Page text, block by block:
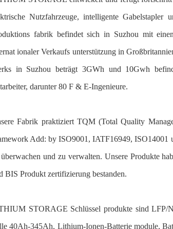
Nutzfahrzeuge, intelligente Gabelstapler
fabrik befindet sich in Suzhou mit
ionaler Verkaufs unterstützung in
in Suzhou beträgt 3GWh und 10Gwh
darunter 80 F & E-Ingenieure.
Fabrik praktiziert TQM (Total Quality
Add: by ISO9001, IATF16949, ISO14001
und zu verwalten. Unsere Produkte
BIS Produkt zertifizierung bestanden.
STORAGE Schlüssel produkte sind LFP/
40Ah-345Ah, Lithium-Ionen-Batterie module,